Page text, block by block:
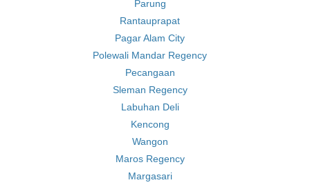
Parung
Rantauprapat
Pagar Alam City
Polewali Mandar Regency
Pecangaan
Sleman Regency
Labuhan Deli
Kencong
Wangon
Maros Regency
Margasari